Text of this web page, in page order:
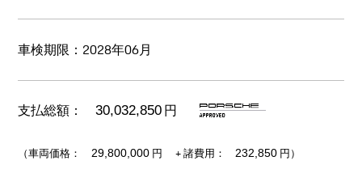
車検期限：2028年06月
支払総額： 30,032,850 円
（車両価格： 29,800,000円 + 諸費用： 232,850 円）